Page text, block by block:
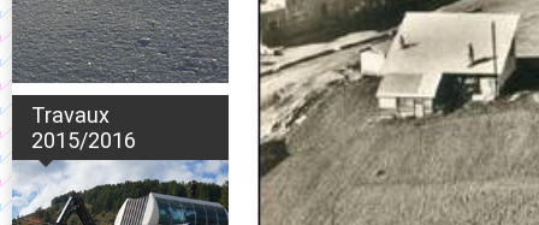
Travaux
2015/2016